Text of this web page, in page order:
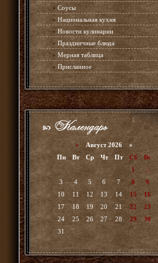
» Соусы
» Национальная кухня
» Новости кулинарии
» Праздничные блюда
» Мерная таблица
» Присланное
« Август 2026 »
Пн
Вт Ср Чт Пт Сб
Вс
1
2
3
4 5 6 7 8
9
10
11 12 13 14 15
16
17
18 19 20 21 22
23
24
25 26 27 28 29
30
31